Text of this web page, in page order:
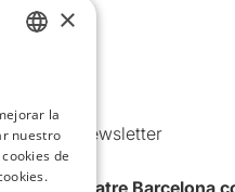
y Newsletter
de Teatre Barcelona
×
la
nuestro
de